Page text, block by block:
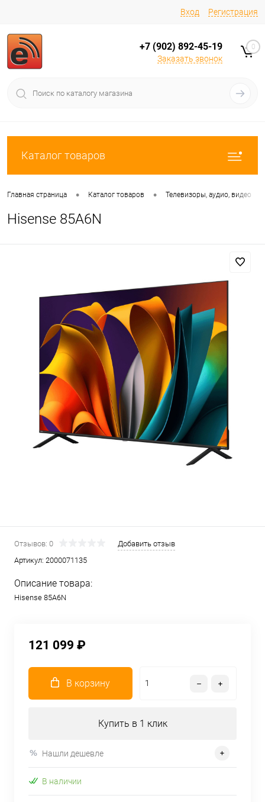
Вход Регистрация
+7 (902) 892-45-19
Заказать звонок
0
Каталог товаров
Главная страница • Каталог товаров • Телевизоры, аудио, видео
Hisense 85A6N
Отзывов: 0
Добавить отзыв
Артикул: 2000071135
Описание товара:
Hisense 85A6N
121 099 ₽
В корзину
Купить в 1 клик
Нашли дешевле
В наличии